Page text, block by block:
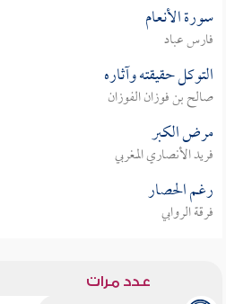
سورة الأنعام
فارس عباد
التوكل حقيقته وآثاره
صالح بن فوزان الفوزان
مرض الكبر
فريد الأنصاري المغربي
رغم الحصار
فرقة الروابي
عدد مرات